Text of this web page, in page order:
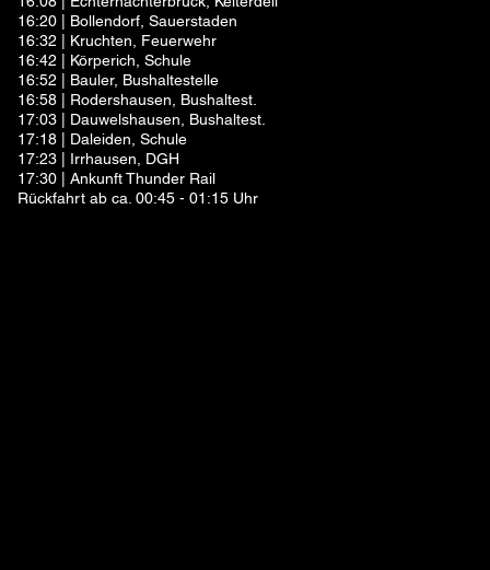
16:20 | Bollendorf, Sauerstaden
16:32 | Kruchten, Feuerwehr
16:42 | Körperich, Schule
16:52 | Bauler, Bushaltestelle
16:58 | Rodershausen, Bushaltest.
17:03 | Dauwelshausen, Bushaltest.
17:18 | Daleiden, Schule
17:23 | Irrhausen, DGH
17:30 | Ankunft Thunder Rail
Rückfahrt ab ca. 00:45 - 01:15 Uhr